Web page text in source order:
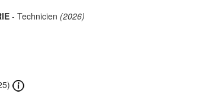
- Technicien (2026)